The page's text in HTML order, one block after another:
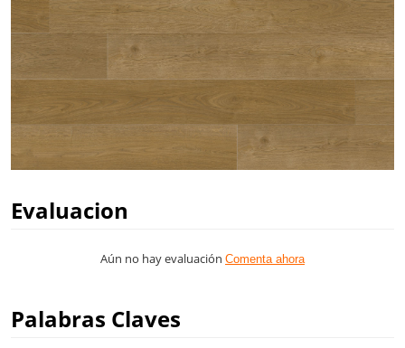
Evaluacion
Aún no hay evaluación Comenta ahora
Palabras Claves